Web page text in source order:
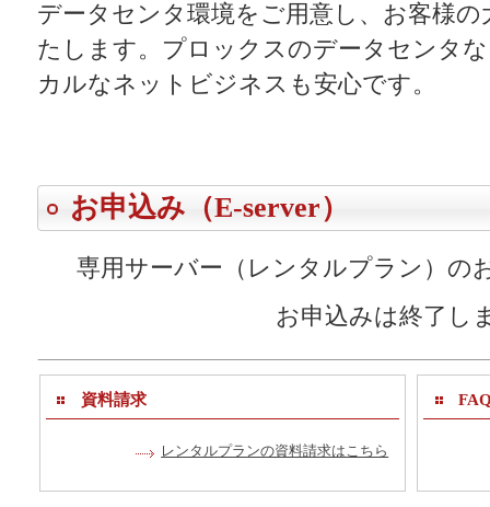
データセンタ環境をご用意し、お客様
たします。プロックスのデータセンタ
カルなネットビジネスも安心です。
お申込み（E-server）
専用サーバー（レンタルプラン）の
お申込みは終了し
資料請求
レンタルプランの資料請求はこちら